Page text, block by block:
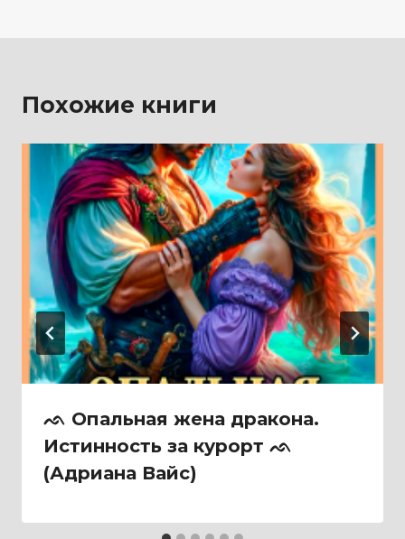
Похожие книги
ᨒ Опальная жена дракона.
Истинность за курорт ᨒ
(Адриана Вайс)